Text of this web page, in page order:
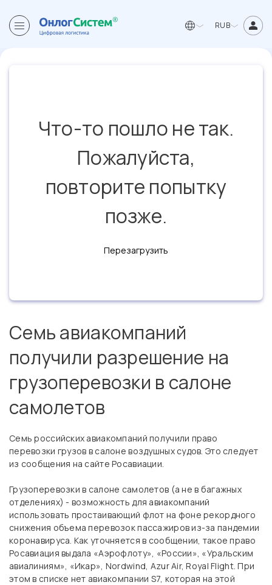
RUB
Что-то пошло не так.
Пожалуйста,
повторите попытку
позже.
Перезагрузить
Семь авиакомпаний
получили разрешение на
грузоперевозки в салоне
самолетов
Семь российских авиакомпаний получили право
перевозки грузов в салоне воздушных судов. Это следует
из сообщения на сайте Росавиации.
Грузоперевозки в салоне самолетов (а не в багажных
отделениях) - возможность для авиакомпаний
использовать простаивающий флот на фоне рекордного
снижения объема перевозок пассажиров из-за пандемии
коронавируса. Как уточняется в сообщении, такое право
Росавиация выдала «Аэрофлоту», «России», «Уральским
авиалиниям», «Икар», Nordwind, Azur Air, Royal Flight. При
этом в списке нет авиакомпании S7, которая на этой